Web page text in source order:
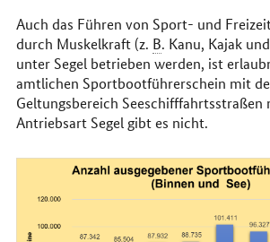
Auch das Führen von Sport- und
durch Muskelkraft (z. B. Kanu, Kajak
unter Segel betrieben werden, ist
amtlichen Sportbootführerschein mit
Geltungsbereich Seeschifffahrtsstraßen
Antriebsart Segel gibt es nicht.